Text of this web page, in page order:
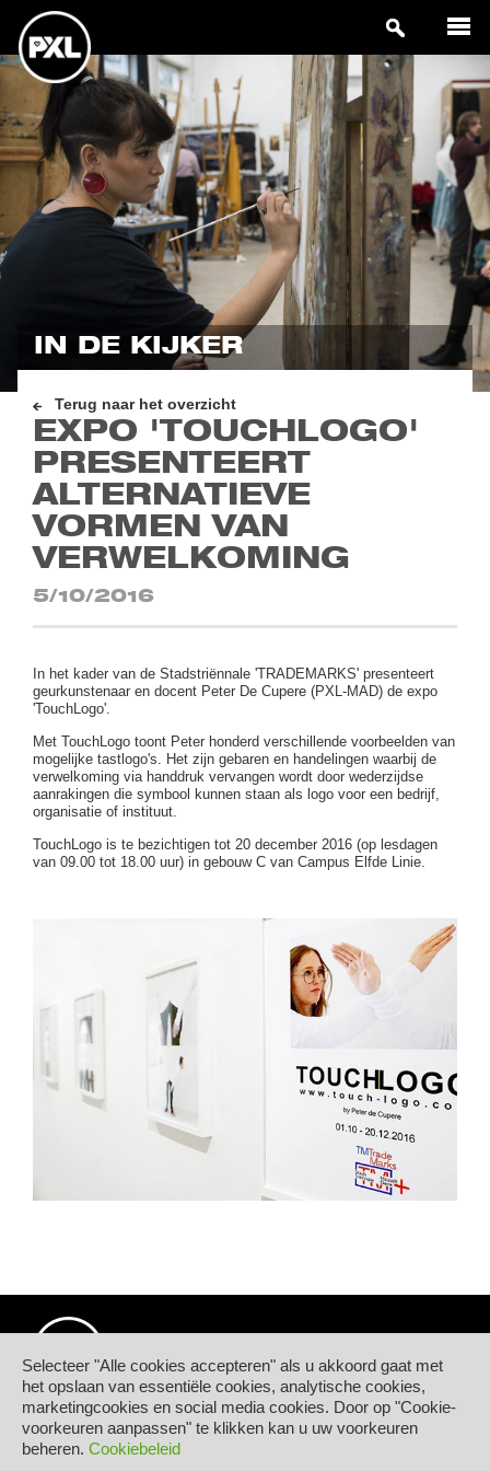
Selecteer "Alle cookies accepteren" als u akkoord gaat met
het opslaan van essentiële cookies, analytische cookies,
marketingcookies en social media cookies. Door op "Cookie-
voorkeuren aanpassen" te klikken kan u uw voorkeuren
beheren. Cookiebeleid
IN DE KIJKER
Terug naar het overzicht
EXPO 'TOUCHLOGO'
PRESENTEERT
ALTERNATIEVE
VORMEN VAN
VERWELKOMING
5/10/2016
In het kader van de Stadstriënnale 'TRADEMARKS' presenteert
geurkunstenaar en docent Peter De Cupere (PXL-MAD) de expo
'TouchLogo'.
Met TouchLogo toont Peter honderd verschillende voorbeelden van
mogelijke tastlogo's. Het zijn gebaren en handelingen waarbij de
verwelkoming via handdruk vervangen wordt door wederzijdse
aanrakingen die symbool kunnen staan als logo voor een bedrijf,
organisatie of instituut.
TouchLogo is te bezichtigen tot 20 december 2016 (op lesdagen
van 09.00 tot 18.00 uur) in gebouw C van Campus Elfde Linie.
© Hogeschool PXL
Elfde-Liniestraat 24
B-3500 HASSELT